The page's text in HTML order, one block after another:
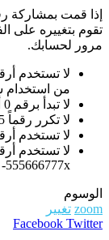
تقوم بتغييره على
مرور لحسابك.
من استخدام
لا تبدأ برقم 0 أو 1 , A
لا تكرر رقماً 5 مرات متتالية مثل 7777788888xxxxx
لا تستخدم أرقاماً
555666777x-
الوسوم
zoom تغيير
Facebook Twitter